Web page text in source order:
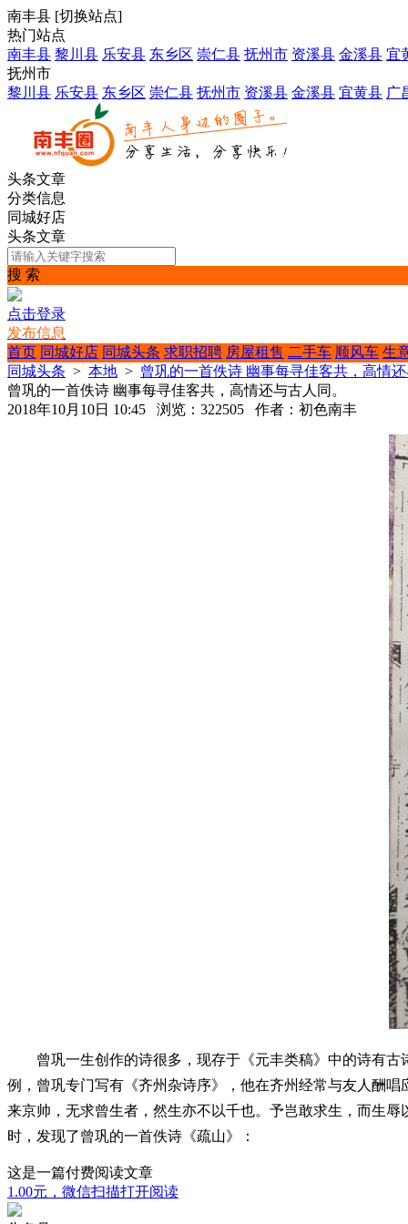
南丰县 [切换站点]
热门站点
南丰县 黎川县 乐安县 东乡区 崇仁县 抚州市 资溪县 金溪县 宜
抚州市
黎川县 乐安县 东乡区 崇仁县 抚州市 资溪县 金溪县 宜黄县 广
头条文章
分类信息
同城好店
头条文章
搜 索
点击登录
发布信息
首页 同城好店 同城头条 求职招聘 房屋租售 二手车 顺风车 生
同城头条 > 本地 > 曾巩的一首佚诗 幽事每寻佳客共，高情
曾巩的一首佚诗 幽事每寻佳客共，高情还与古人同。
2018年10月10日 10:45 浏览：322505 作者：初色南丰
曾巩一生创作的诗很多，现存于《元丰类稿》中的诗有古
例，曾巩专门写有《齐州杂诗序》，他在齐州经常与友人酬
来京帅，无求曾生者，然生亦不以千也。予岂敢求生，而生
时，发现了曾巩的一首佚诗《疏山》：
这是一篇付费阅读文章
1.00元，微信扫描打开阅读